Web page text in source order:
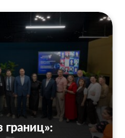
границ»: